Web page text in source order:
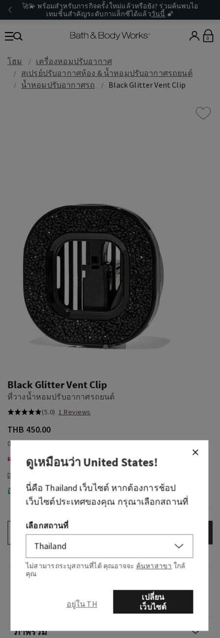
🚀💫 พร้อมสำหรับภารกิจครั้งใหม่แล้วหรือยัง? ร่วมค้นพบไอ
เทมชิ้นสำคัญระดับกาแล็กซีได้แล้ววันนี้ 🌠
0
โฮม
เครื่องหอมปรับอากาศ
สเปรย์ปรับอากาศห้อง & น้ำหอมปรับอากาศรถยนต์
น้ำหอมปรับอากาศรถ
Black Glitter Vent Clip
Black Glitter Vent Clip
ที่วางน้ำหอมปรับอากาศรถยนต์
(5.0) 1 Reviews
THB 450.00
0
ผลิตภัณฑ์ที่เข้าร่วมรายการ ซื้อ 3 แถม 1 ฟรี
มีในสต็อก
+ เพิ่มลงกระเป๋า
กลิ่น
ภาพรวม
ดูเหมือนว่าUnited States!
นี่คือ Thailand เว็บไซต์ หากต้องการช้อป
เว็บไซต์ประเทศของคุณ กรุณาเลือกสถานที่
เลือกสถานที่
ไม่สามารถระบุสถานที่ได้ คุณอาจจะ ค้นหาสาขา ใกล้
คุณ
อยู่ใน TH
เปลี่ยน
เว็บไซต์